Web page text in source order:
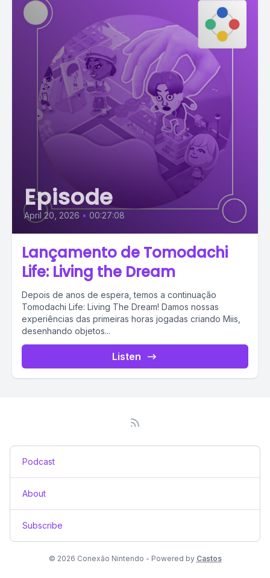
Episode
April 20, 2026 • 00:27:08
Lançamento de Tomodachi
Life: Living the Dream
Depois de anos de espera, temos a continuação
Tomodachi Life: Living The Dream! Damos nossas
experiências das primeiras horas jogadas criando Miis,
desenhando objetos...
Listen
Podcast
About
Subscribe
© 2026 Conexão Nintendo - Powered by Castos